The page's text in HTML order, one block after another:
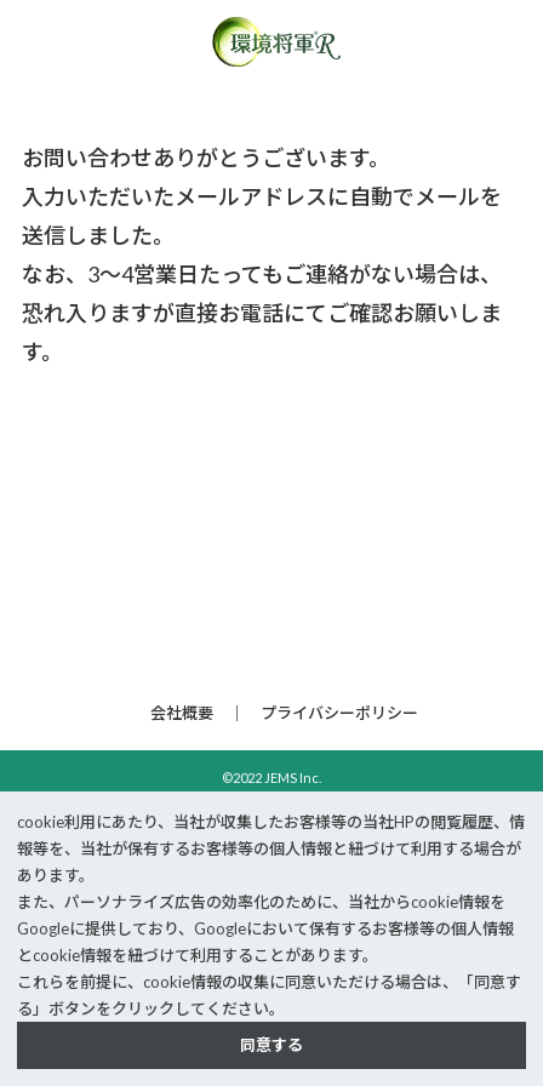
お問い合わせありがとうございます。
入力いただいたメールアドレスに自動でメールを
送信しました。
なお、3～4営業日たってもご連絡がない場合は、
恐れ入りますが直接お電話にてご確認お願いしま
す。
会社概要 プライバシーポリシー
©2022 JEMS Inc.
cookie利⽤にあたり、当社が収集したお客様等の当社HPの閲覧履歴、情
報等を、当社が保有するお客様等の個⼈情報と紐づけて利⽤する場合が
あります。
また、パーソナライズ広告の効率化のために、当社からcookie情報を
Googleに提供しており、Googleにおいて保有するお客様等の個⼈情報
とcookie情報を紐づけて利⽤することがあります。
これらを前提に、cookie情報の収集に同意いただける場合は、「同意す
る」ボタンをクリックしてください。
同意する